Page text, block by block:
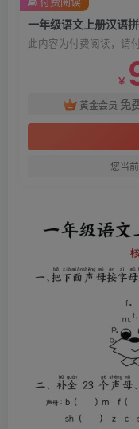
一年级语文上册汉语
此内容为付费阅读，请
￥
黄金会员 免
您当